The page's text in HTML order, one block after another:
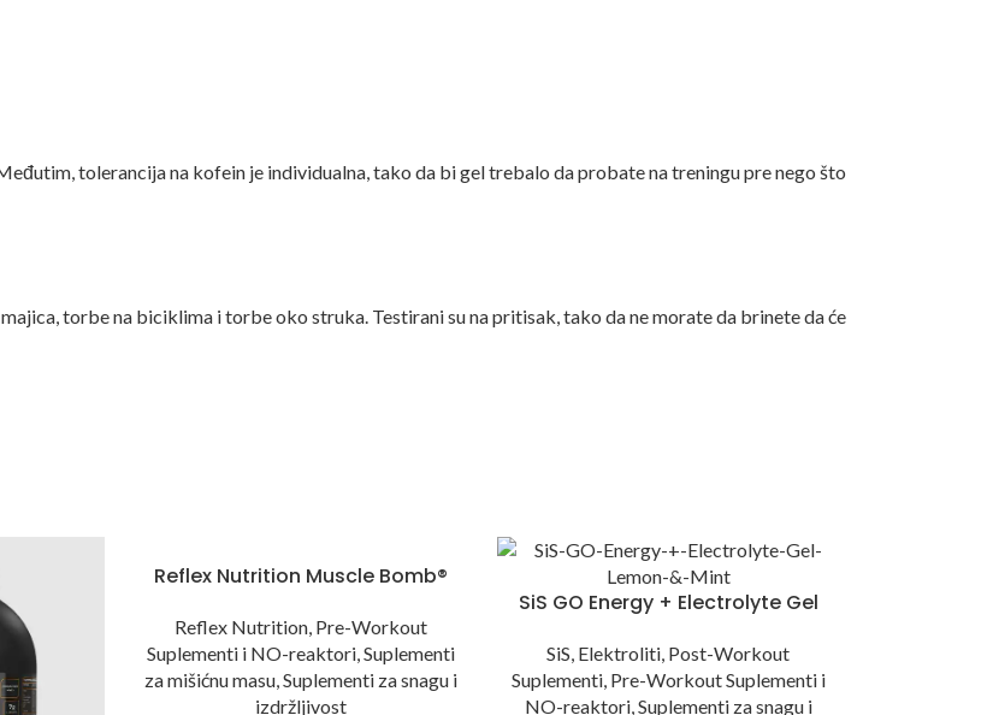
tolerancija na kofein je individualna, tako da bi gel trebalo da probate na treningu pre nego što
torbe na biciklima i torbe oko struka. Testirani su na pritisak, tako da ne morate da brinete da će
Reflex Nutrition Muscle Bomb®
Reflex Nutrition, Pre-Workout
Suplementi i NO-reaktori,Suplementi
za mišićnu masu,Suplementi za snagu i
izdržljivost
SiS GO Energy + Electrolyte Gel
SiS, Elektroliti, Post-Workout
Suplementi, Pre-Workout Suplementi i
NO-reaktori,Suplementi za snagu i